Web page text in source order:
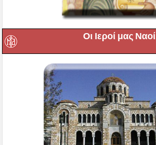
Οι Ιεροί μας Ναοί